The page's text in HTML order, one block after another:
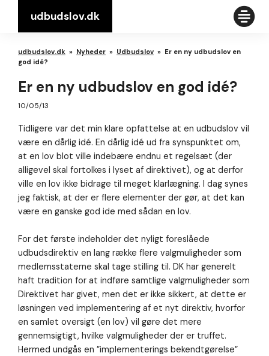
udbudslov.dk
udbudslov.dk » Nyheder » Udbudslov » Er en ny udbudslov en
god idé?
Er en ny udbudslov en god idé?
10/05/13
Tidligere var det min klare opfattelse at en udbudslov vil
være en dårlig idé. En dårlig idé ud fra synspunktet om,
at en lov blot ville indebære endnu et regelsæt (der
alligevel skal fortolkes i lyset af direktivet), og at derfor
ville en lov ikke bidrage til meget klarlægning. I dag synes
jeg faktisk, at der er flere elementer der gør, at det kan
være en ganske god ide med sådan en lov.
For det første indeholder det nyligt foreslåede
udbudsdirektiv en lang række flere valgmuligheder som
medlemsstaterne skal tage stilling til. DK har generelt
haft tradition for at indføre samtlige valgmuligheder som
Direktivet har givet, men det er ikke sikkert, at dette er
løsningen ved implementering af et nyt direktiv, hvorfor
en samlet oversigt (en lov) vil gøre det mere
gennemsigtigt, hvilke valgmuligheder der er truffet.
Hermed undgås en ”implementerings bekendtgørelse”
Nødvendig
Nødvendige
cookies hjælper
med at gøre en
hjemmeside
brugbar ved at
aktivere
grundlæggende